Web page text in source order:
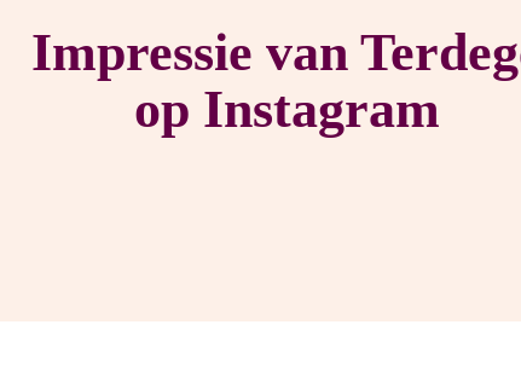
Impressie van
op Instagram